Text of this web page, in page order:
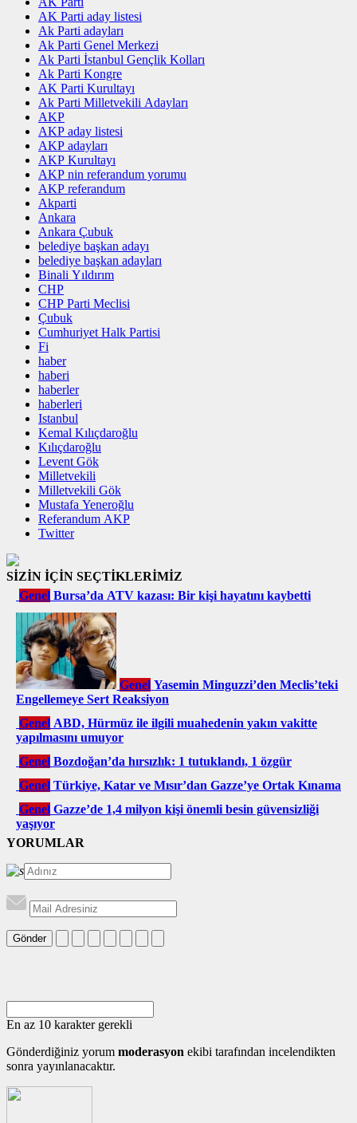
AK Parti aday listesi
Ak Parti adayları
Ak Parti Genel Merkezi
Ak Parti İstanbul Gençlik Kolları
Ak Parti Kongre
AK Parti Kurultayı
Ak Parti Milletvekili Adayları
AKP
AKP aday listesi
AKP adayları
AKP Kurultayı
AKP nin referandum yorumu
AKP referandum
Akparti
Ankara
Ankara Çubuk
belediye başkan adayı
belediye başkan adayları
Binali Yıldırım
CHP
CHP Parti Meclisi
Çubuk
Cumhuriyet Halk Partisi
Fi
haber
haberi
haberler
haberleri
Istanbul
Kemal Kılıçdaroğlu
Kılıçdaroğlu
Levent Gök
Milletvekili
Milletvekili Gök
Mustafa Yeneroğlu
Referandum AKP
Twitter
SİZİN İÇİN SEÇTİKLERİMİZ
Genel Bursa’da ATV kazası: Bir kişi hayatını kaybetti
Genel Yasemin Minguzzi’den Meclis’teki
Engellemeye Sert Reaksiyon
Genel ABD, Hürmüz ile ilgili muahedenin yakın vakitte
yapılmasını umuyor
Genel Bozdoğan’da hırsızlık: 1 tutuklandı, 1 özgür
Genel Türkiye, Katar ve Mısır’dan Gazze’ye Ortak Kınama
Genel Gazze’de 1,4 milyon kişi önemli besin güvensizliği
yaşıyor
YORUMLAR
Gönder
En az 10 karakter gerekli
Gönderdiğiniz yorum moderasyon ekibi tarafından incelendikten
sonra yayınlanacaktır.